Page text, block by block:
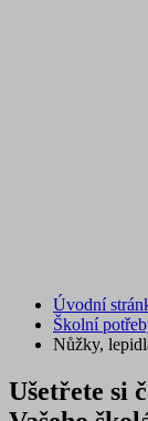
Úvodní
Školní
Nůžky,
Ušetřete si